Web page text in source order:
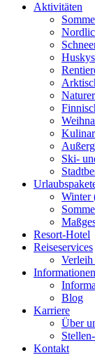
Aktivitäten
Huskys
Ski-
Winter
Resort-Hotel
Reiseservices
Informationen
Blog
Karriere
Über
Kontakt